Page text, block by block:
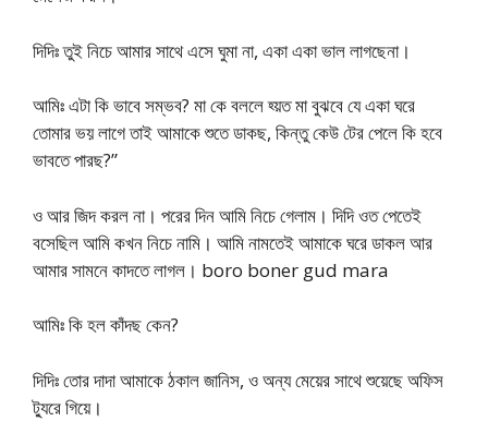
দিদিঃ তুই নিচে আমার সাথে এসে ঘুমা না, একা একা ভাল লাগছেনা।
আমিঃ এটা কি ভাবে সম্ভব? মা কে বললে হ্য়ত মা বুঝবে যে একা ঘরে
তোমার ভয় লাগে তাই আমাকে শুতে ডাকছ, কিন্তু কেউ টের পেলে কি হবে
ভাবতে পারছ?”
ও আর জিদ করল না। পরের দিন আমি নিচে গেলাম। দিদি ওত পেতেই
বসেছিল আমি কখন নিচে নামি। আমি নামতেই আমাকে ঘরে ডাকল আর
আমার সামনে কাদতে লাগল। boro boner gud mara
আমিঃ কি হল কাঁদছ কেন?
দিদিঃ তোর দাদা আমাকে ঠকাল জানিস, ও অন্য মেয়ের সাথে শুয়েছে অফিস
ট্যুরে গিয়ে।